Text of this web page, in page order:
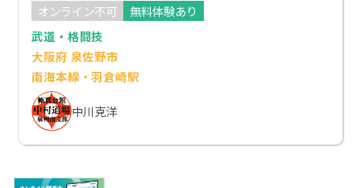
オンライン不可
無料体験あり
武道・格闘技
大阪府 泉佐野市
南海本線・羽倉崎駅
中川克洋